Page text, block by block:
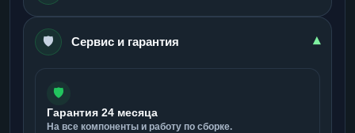
🛡️ Сервис и гарантия ▾
🛡️
Гарантия 24 месяца
На все компоненты и работу по сборке.